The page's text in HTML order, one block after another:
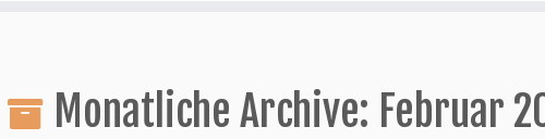
Monatliche Archive: Februar